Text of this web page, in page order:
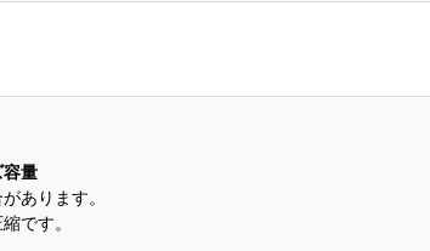
量
あります。
です。